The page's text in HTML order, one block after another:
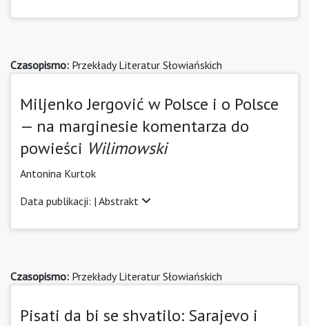
Czasopismo: Przekłady Literatur Słowiańskich
Miljenko Jergović w Polsce i o Polsce
— na marginesie komentarza do
powieści Wilimowski
Antonina Kurtok
Data publikacji: | Abstrakt
Czasopismo: Przekłady Literatur Słowiańskich
Pisati da bi se shvatilo: Sarajevo i